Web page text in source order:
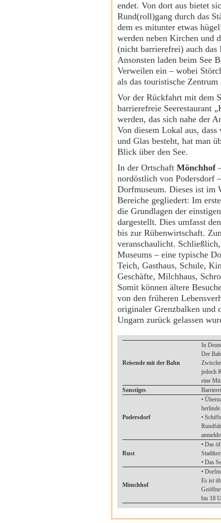
endet. Von dort aus bietet
Rund(roll)gang durch das
dem es mitunter etwas
werden neben Kirchen und
(nicht barrierefrei) auch das
Ansonsten laden beim See
Verweilen ein – wobei
als das touristische Zentrum
Vor der Rückfahrt mit dem
barrierefreie Seerestaurant
werden, das sich nahe der
Von diesem Lokal aus,
und Glas besteht, hat man
Blick über den See.
In der Ortschaft Mönchhof
nordöstlich von Podersdorf
Dorfmuseum. Dieses ist im
Bereiche gegliedert: Im
die Grundlagen der
dargestellt. Dies umfasst
bis zur Rübenwirtschaft.
veranschaulicht.
Museums – eine typische
Teich, Gasthaus, Schule,
Geschäfte, Milchhaus,
Somit können ältere
von den früheren
originaler Grenzbalken und
Ungarn zurück gelassen
Reisende mit der Bahn
In
Der
jedoch
eine
Sonstiges
Podersdorf
•
•
Rust
• Das
• Das
Mönchhof
•
Es ist
bis 18